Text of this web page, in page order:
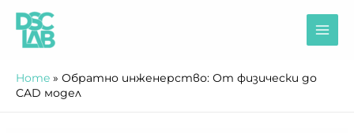
content
Main
Home » Обратно инженерство: От физически до
CAD модел